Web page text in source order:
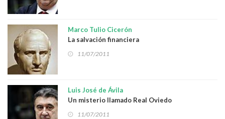
Marco Tulio Cicerón
La salvación financiera
11/07/2011
Luis José de Ávila
Un misterio llamado Real Oviedo
11/07/2011